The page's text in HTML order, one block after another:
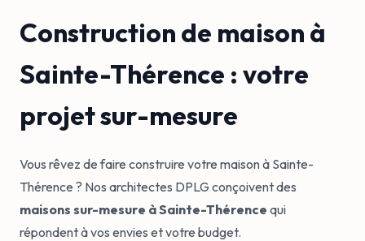
Construction de maison à
Sainte-Thérence : votre
projet sur-mesure
Vous rêvez de faire construire votre maison à Sainte-
Thérence ? Nos architectes DPLG conçoivent des
maisons sur-mesure à Sainte-Thérence qui
répondent à vos envies et votre budget.